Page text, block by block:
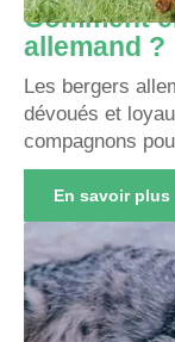
Comment
allemand ?
Les bergers
dévoués et
compagnons
En savoir plus